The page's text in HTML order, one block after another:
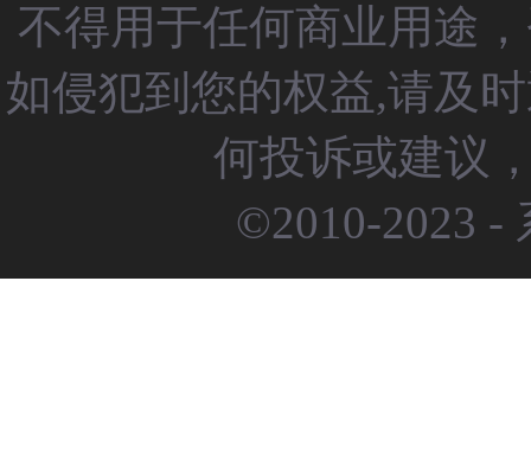
不得用于任何商业用途
如侵犯到您的权益,请及
何投诉或建议
©2010-2023 -